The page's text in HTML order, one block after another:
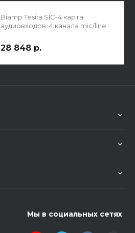
Biamp Tesira SIC-4 карта
аудиовходов: 4 канала mic/line
28 848 р.
Мы в социальных сетях